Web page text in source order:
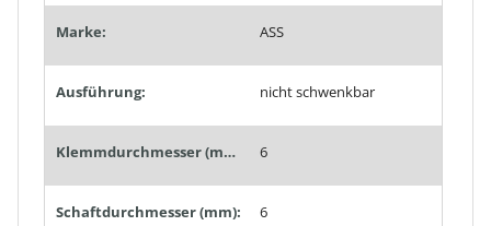
Marke: ASS
Ausführung: nicht schwenkbar
Klemmdurchmesser (mm): 6
Schaftdurchmesser (mm): 6